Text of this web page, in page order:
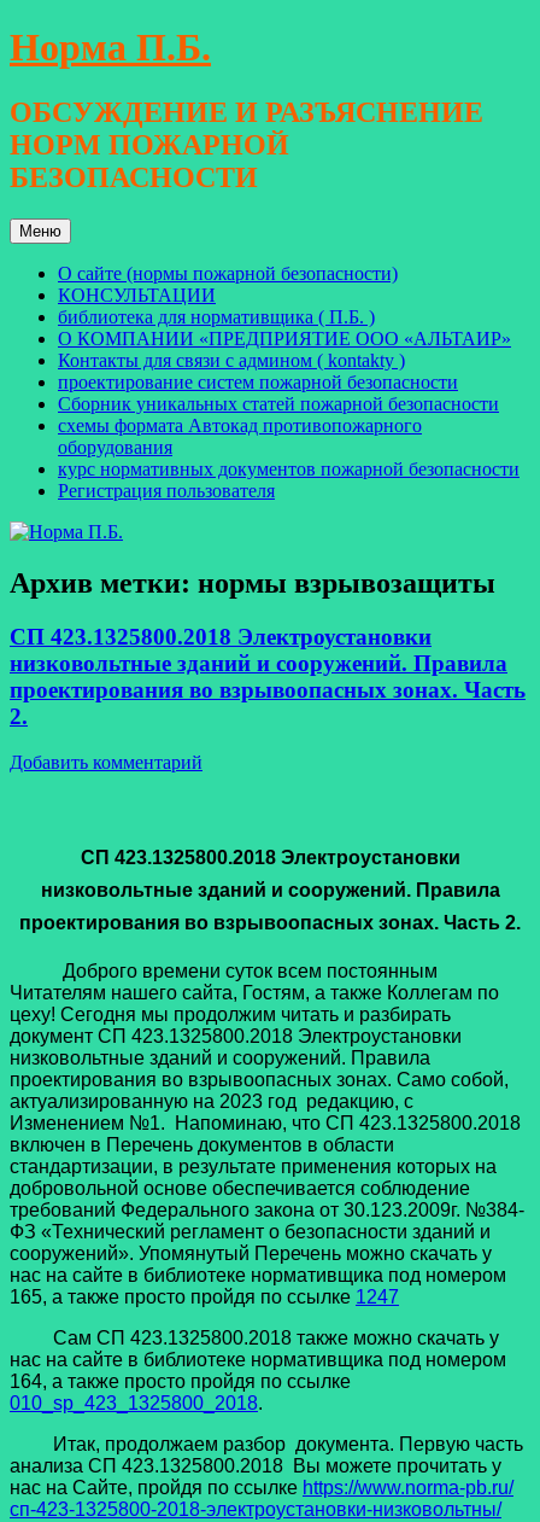
Перейти
к
Норма П.Б.
ОБСУЖДЕНИЕ И РАЗЪЯСНЕНИЕ
НОРМ ПОЖАРНОЙ
БЕЗОПАСНОСТИ
Меню
О сайте (нормы пожарной безопасности)
КОНСУЛЬТАЦИИ
библиотека для нормативщика ( П.Б. )
О КОМПАНИИ «ПРЕДПРИЯТИЕ ООО «АЛЬТАИР»
Контакты для связи с админом ( kontakty )
проектирование систем пожарной безопасности
Сборник уникальных статей пожарной безопасности
схемы формата Автокад противопожарного
оборудования
курс нормативных документов пожарной безопасности
Регистрация пользователя
Архив метки: нормы взрывозащиты
СП 423.1325800.2018 Электроустановки
низковольтные зданий и сооружений. Правила
проектирования во взрывоопасных зонах. Часть
2.
Добавить комментарий
СП 423.1325800.2018 Электроустановки
низковольтные зданий и сооружений. Правила
проектирования во взрывоопасных зонах. Часть 2.
Доброго времени суток всем постоянным
Читателям нашего сайта, Гостям, а также Коллегам по
цеху! Сегодня мы продолжим читать и разбирать
документ СП 423.1325800.2018 Электроустановки
низковольтные зданий и сооружений. Правила
проектирования во взрывоопасных зонах. Само собой,
актуализированную на 2023 год редакцию, с
Изменением №1. Напоминаю, что СП 423.1325800.2018
включен в Перечень документов в области
стандартизации, в результате применения которых на
добровольной основе обеспечивается соблюдение
требований Федерального закона от 30.123.2009г. №384-
ФЗ «Технический регламент о безопасности зданий и
сооружений». Упомянутый Перечень можно скачать у
нас на сайте в библиотеке нормативщика под номером
165, а также просто пройдя по ссылке 1247
Сам СП 423.1325800.2018 также можно скачать у
нас на сайте в библиотеке нормативщика под номером
164, а также просто пройдя по ссылке
010_sp_423_1325800_2018.
Итак, продолжаем разбор документа. Первую часть
анализа СП 423.1325800.2018 Вы можете прочитать у
нас на Сайте, пройдя по ссылке https://www.norma-pb.ru/
сп-423-1325800-2018-электроустановки-низковольтны/